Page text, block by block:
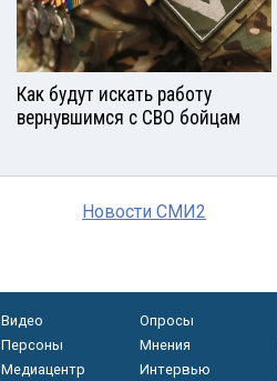
Как будут искать работу
вернувшимся с СВО бойцам
Новости СМИ2
Видео Опросы
Персоны
Мнения
Медиацентр
Интервью